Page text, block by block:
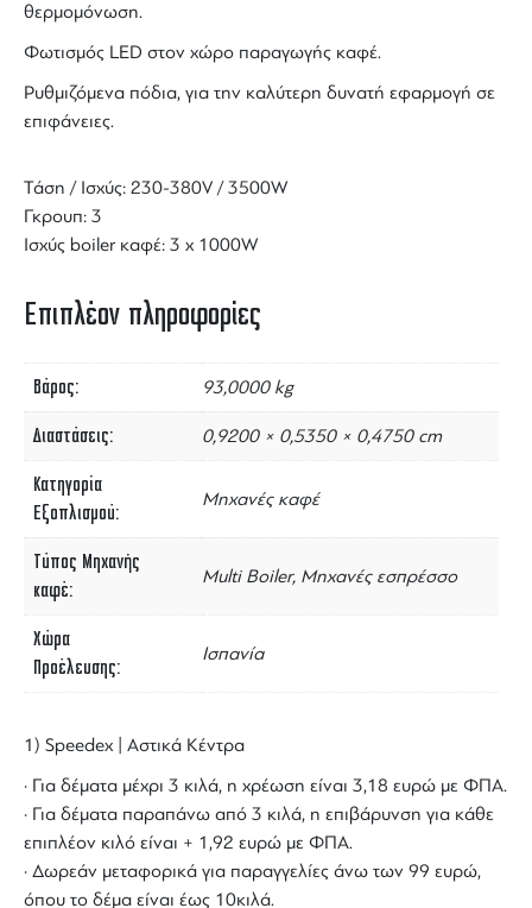
θερμομόνωση.
Φωτισμός LED στον χώρο παραγωγής καφέ.
Ρυθμιζόμενα πόδια, για την καλύτερη δυνατή εφαρμογή σε
επιφάνειες.
Τάση / Ισχύς: 230-380V / 3500W
Γκρουπ: 3
Ισχύς boiler καφέ: 3 x 1000W
Επιπλέον πληροφορίες
Βάρος 93,0000 kg
Διαστάσεις 0,9200 × 0,5350 × 0,4750 cm
Κατηγορία
Εξοπλισμού
Μηχανές καφέ
Τύπος Μηχανής
καφέ
Multi Boiler, Μηχανές εσπρέσσο
Χώρα
Προέλευσης
Ισπανία
1) Speedex | Αστικά Κέντρα
· Για δέματα μέχρι 3 κιλά, η χρέωση είναι 3,18 ευρώ με ΦΠΑ.
· Για δέματα παραπάνω από 3 κιλά, η επιβάρυνση για κάθε
επιπλέον κιλό είναι + 1,92 ευρώ με ΦΠΑ.
· Δωρεάν μεταφορικά για παραγγελίες άνω των 99 ευρώ,
όπου το δέμα είναι έως 10κιλά.